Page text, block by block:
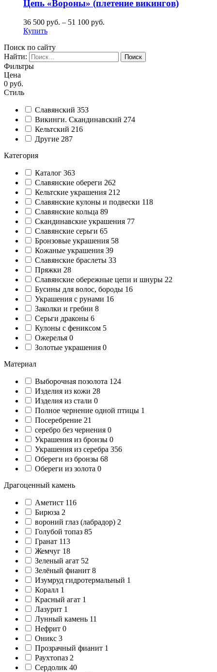
Цепь «Вороны» (плетение викингов)
36 500 руб. – 51 100 руб.
Купить
Поиск по сайту
Найти:
Фильтры
Цена
0 руб.
Стиль
Славянский 353
Викинги. Скандинавский 274
Кельтский 216
Другие 287
Категория
Каталог 363
Славянские обереги 262
Кельтские украшения 212
Славянские кулоны и подвески 118
Славянские кольца 89
Cкандинавские украшения 77
Славянские серьги 65
Бронзовые украшения 58
Кожаные украшения 39
Славянские браслеты 33
Пряжки 28
Славянские обережные цепи и шнуры 22
Бусины для волос, бороды 16
Украшения с рунами 16
Заколки и гребни 8
Серьги драконы 6
Кулоны с фениксом 5
Ожерелья 0
Золотые украшения 0
Материал
Выборочная позолота 124
Изделия из кожи 28
Изделия из стали 0
Полное чернение одной птицы 1
Посеребрение 21
серебро без чернения 0
Украшения из бронзы 0
Украшения из серебра 356
Обереги из бронзы 68
Обереги из золота 0
Драгоценный камень
Аметист 116
Бирюза 2
вороний глаз (лабрадор) 2
Голубой топаз 85
Гранат 113
Жемчуг 18
Зеленый агат 52
Зелёный фианит 8
Изумруд гидротермальный 1
Коралл 1
Красный агат 1
Лазурит 1
Лунный камень 11
Нефрит 0
Оникс 3
Прозрачный фианит 1
Раухтопаз 2
Сердолик 40